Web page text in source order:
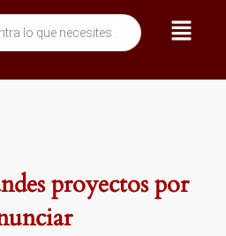
Menú
proyectos por